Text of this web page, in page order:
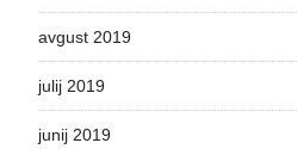
avgust 2019
julij 2019
junij 2019